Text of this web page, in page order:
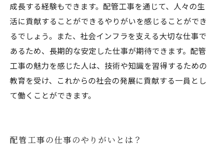
成長する経験もできます。配管工事を通じて、人々の生
活に貢献することができるやりがいを感じることができ
るでしょう。また、社会インフラを支える大切な仕事で
あるため、長期的な安定した仕事が期待できます。配管
工事の魅力を感じた人は、技術や知識を習得するための
教育を受け、これからの社会の発展に貢献する一員とし
て働くことができます。
配管工事の仕事のやりがいとは？